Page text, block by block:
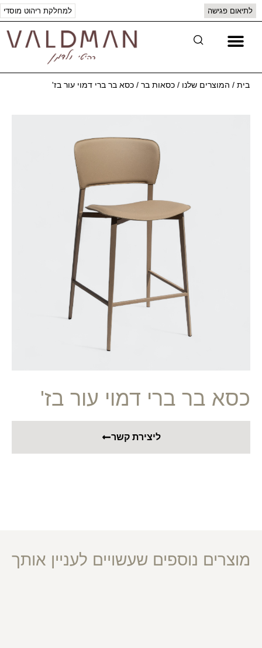
לתיאום פגישה למחלקת ריהוט מוסדי
בית / המוצרים שלנו / כסאות בר / כסא בר ברי דמוי עור בז'
כסא בר ברי דמוי עור בז'
ליצירת קשר
מוצרים נוספים שעשויים לעניין אותך